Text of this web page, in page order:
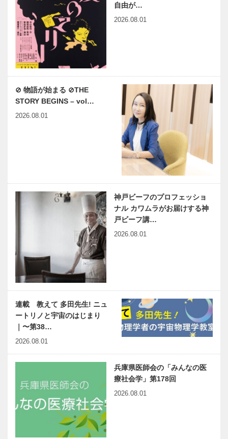
自由が…
2026.08.01
⊘ 物語が始まる ⊘THE
STORY BEGINS – vol…
2026.08.01
神戸ビーフのプロフェッショ
ナル カワムラがお届けする神
戸ビーフ講…
2026.08.01
連載 教えて 多田先生! ニュ
ートリノと宇宙のはじまり
｜〜第38…
2026.08.01
兵庫県医師会の「みんなの医
療社会学」第178回
2026.08.01